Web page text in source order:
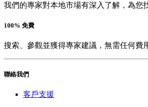
我們的專家對本地市場有深入了解，為您
100% 免費
搜索、參觀並獲得專家建議，無需任何費
聯絡我們
客戶支援